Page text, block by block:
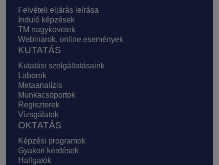
Felvételi eljárás leírása
Induló képzések
TM nagykövetek
Webinarok, online események
KUTATÁS
Kutatási szolgáltatásaink
Laborok
Metaanalízis
Munkacsoportok
Regiszterek
Vizsgálatok
OKTATÁS
Képzési programok
Gyakori kérdések
Hallgatók